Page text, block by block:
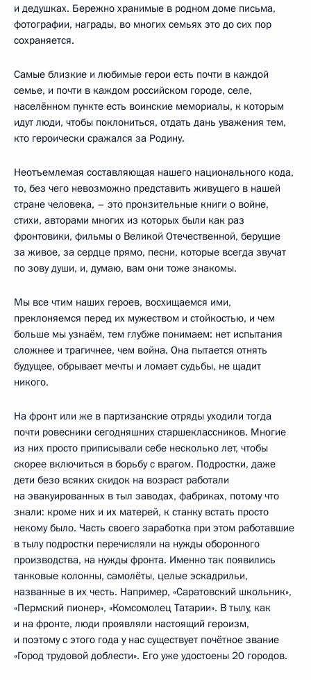
и дедушках. Бережно хранимые в родном доме письма,
фотографии, награды, во многих семьях это до сих пор
сохраняется.
Самые близкие и любимые герои есть почти в каждой
семье, и почти в каждом российском городе, селе,
населённом пункте есть воинские мемориалы, к которым
идут люди, чтобы поклониться, отдать дань уважения тем,
кто героически сражался за Родину.
Неотъемлемая составляющая нашего национального кода,
то, без чего невозможно представить живущего в нашей
стране человека, – это пронзительные книги о войне,
стихи, авторами многих из которых были как раз
фронтовики, фильмы о Великой Отечественной, берущие
за живое, за сердце прямо, песни, которые всегда звучат
по зову души, и, думаю, вам они тоже знакомы.
Мы все чтим наших героев, восхищаемся ими,
преклоняемся перед их мужеством и стойкостью, и чем
больше мы узнаём, тем глубже понимаем: нет испытания
сложнее и трагичнее, чем война. Она пытается отнять
будущее, обрывает мечты и ломает судьбы, не щадит
никого.
На фронт или же в партизанские отряды уходили тогда
почти ровесники сегодняшних старшеклассников. Многие
из них просто приписывали себе несколько лет, чтобы
скорее включиться в борьбу с врагом. Подростки, даже
дети безо всяких скидок на возраст работали
на эвакуированных в тыл заводах, фабриках, потому что
знали: кроме них и их матерей, к станку встать просто
некому было. Часть своего заработка при этом работавшие
в тылу подростки перечисляли на нужды оборонного
производства, на нужды фронта. Именно так появились
танковые колонны, самолёты, целые эскадрильи,
названные в их честь. Например, «Саратовский школьник»,
«Пермский пионер», «Комсомолец Татарии». В тылу, как
и на фронте, люди проявляли настоящий героизм,
и поэтому с этого года у нас существует почётное звание
«Город трудовой доблести». Его уже удостоены 20 городов.